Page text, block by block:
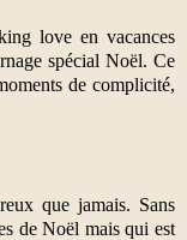
love en vacances
spécial Noël. Ce
de complicité,
que jamais. Sans
de Noël mais qui est